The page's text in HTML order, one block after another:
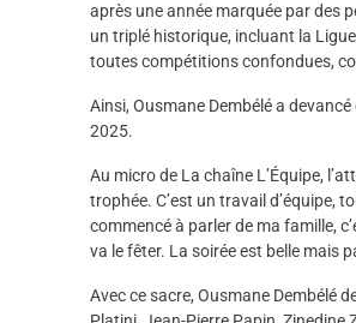
après une année marquée par des
un triplé historique, incluant la
toutes compétitions confondues,
Ainsi, Ousmane Dembélé a
2025.
Au micro de La chaîne L’Équipe,
trophée. C’est un travail d’équipe,
commencé à parler de ma famille,
va le fêter. La soirée est belle mais
Avec ce sacre, Ousmane Dembélé